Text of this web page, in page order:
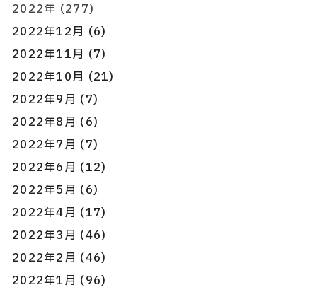
2022年 (277)
2022年12月 (6)
2022年11月 (7)
2022年10月 (21)
2022年9月 (7)
2022年8月 (6)
2022年7月 (7)
2022年6月 (12)
2022年5月 (6)
2022年4月 (17)
2022年3月 (46)
2022年2月 (46)
2022年1月 (96)